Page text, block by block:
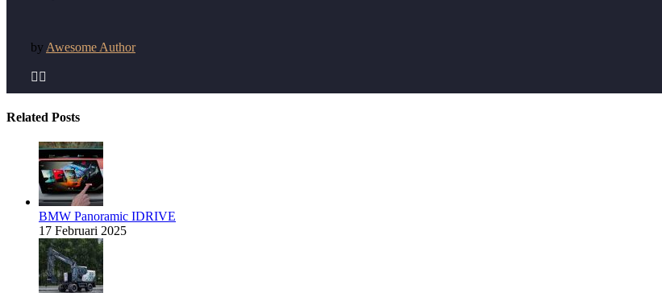
by Awesome Author
 
Related Posts
BMW Panoramic IDRIVE
17 Februari 2025